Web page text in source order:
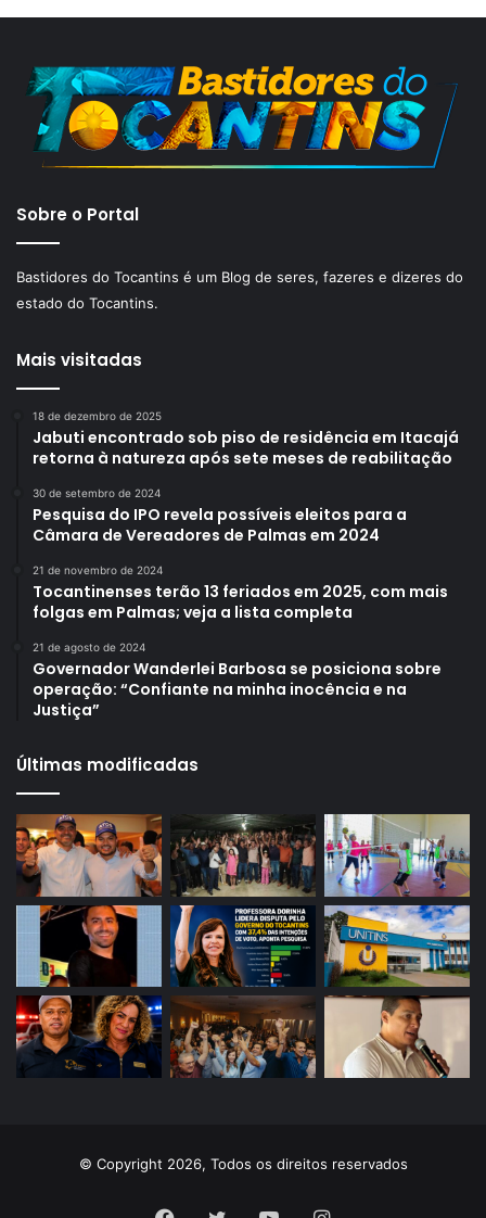
Sobre o Portal
Bastidores do Tocantins é um Blog de seres, fazeres e dizeres do
estado do Tocantins.
Mais visitadas
18 de dezembro de 2025
Jabuti encontrado sob piso de residência em Itacajá
retorna à natureza após sete meses de reabilitação
30 de setembro de 2024
Pesquisa do IPO revela possíveis eleitos para a
Câmara de Vereadores de Palmas em 2024
21 de novembro de 2024
Tocantinenses terão 13 feriados em 2025, com mais
folgas em Palmas; veja a lista completa
21 de agosto de 2024
Governador Wanderlei Barbosa se posiciona sobre
operação: “Confiante na minha inocência e na
Justiça”
Últimas modificadas
© Copyright 2026, Todos os direitos reservados